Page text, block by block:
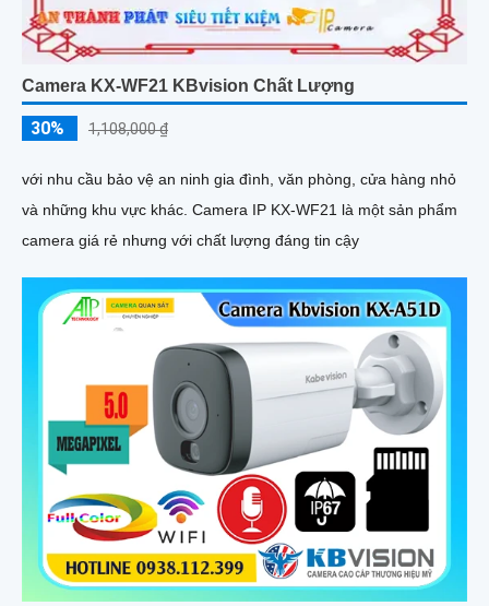
Camera KX-WF21 KBvision Chất Lượng
30% 1,108,000 ₫
với nhu cầu bảo vệ an ninh gia đình, văn phòng, cửa hàng nhỏ
và những khu vực khác. Camera IP KX-WF21 là một sản phẩm
camera giá rẻ nhưng với chất lượng đáng tin cậy